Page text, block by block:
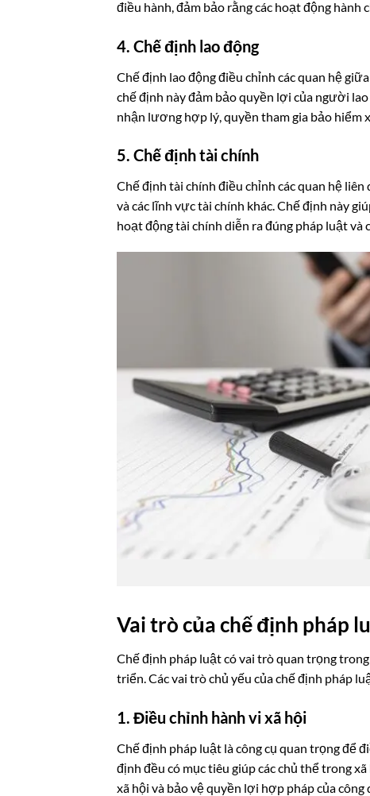
điều hành, đảm bảo rằng các hoạt động hành
4. Chế định lao động
Chế định lao động điều chỉnh các quan hệ
chế định này đảm bảo quyền lợi của người
nhận lương hợp lý, quyền tham gia bảo hiểm
5. Chế định tài chính
Chế định tài chính điều chỉnh các quan hệ
và các lĩnh vực tài chính khác. Chế định này
hoạt động tài chính diễn ra đúng pháp luật và
Vai trò của chế định pháp
Chế định pháp luật có vai trò quan trọng
triển. Các vai trò chủ yếu của chế định pháp
1. Điều chỉnh hành vi xã hội
Chế định pháp luật là công cụ quan trọng để
định đều có mục tiêu giúp các chủ thể trong
xã hội và bảo vệ quyền lợi hợp pháp của công